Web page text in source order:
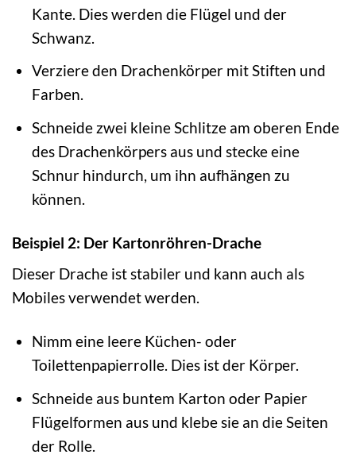
Kante. Dies werden die Flügel und der
Schwanz.
Verziere den Drachenkörper mit Stiften und
Farben.
Schneide zwei kleine Schlitze am oberen Ende
des Drachenkörpers aus und stecke eine
Schnur hindurch, um ihn aufhängen zu
können.
Beispiel 2: Der Kartonröhren-Drache
Dieser Drache ist stabiler und kann auch als
Mobiles verwendet werden.
Nimm eine leere Küchen- oder
Toilettenpapierrolle. Dies ist der Körper.
Schneide aus buntem Karton oder Papier
Flügelformen aus und klebe sie an die Seiten
der Rolle.